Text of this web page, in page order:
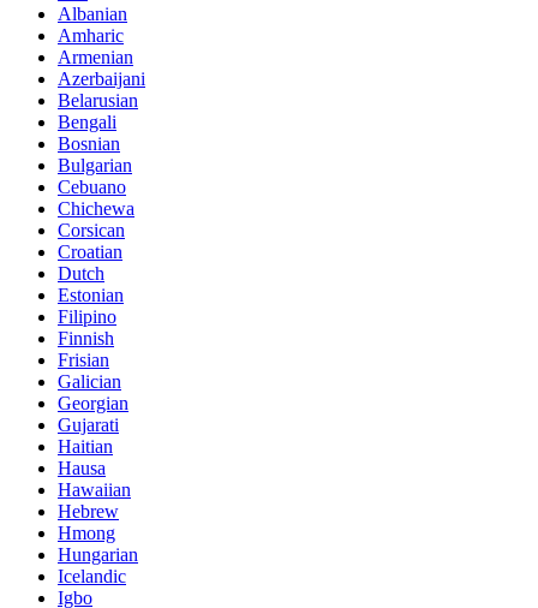
Albanian
Amharic
Armenian
Azerbaijani
Belarusian
Bengali
Bosnian
Bulgarian
Cebuano
Chichewa
Corsican
Croatian
Dutch
Estonian
Filipino
Finnish
Frisian
Galician
Georgian
Gujarati
Haitian
Hausa
Hawaiian
Hebrew
Hmong
Hungarian
Icelandic
Igbo